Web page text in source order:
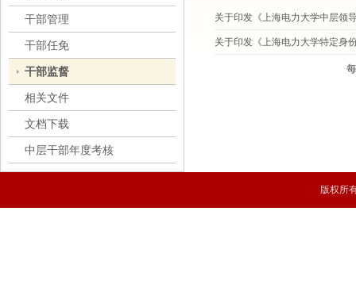
干部管理
干部任免
干部监督
相关文件
文档下载
中层干部年度考核
关于印发《上海电力大学中层领
关于印发《上海电力大学特定身
版权所